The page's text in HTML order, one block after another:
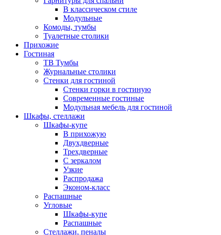
В классическом стиле
Модульные
Комоды, тумбы
Туалетные столики
Прихожие
Гостиная
ТВ Тумбы
Журнальные столики
Стенки для гостиной
Стенки горки в гостиную
Современные гостиные
Модульная мебель для гостиной
Шкафы, стеллажи
Шкафы-купе
В прихожую
Двухдверные
Трехдверные
С зеркалом
Узкие
Распродажа
Эконом-класс
Распашные
Угловые
Шкафы-купе
Распашные
Стеллажи, пеналы